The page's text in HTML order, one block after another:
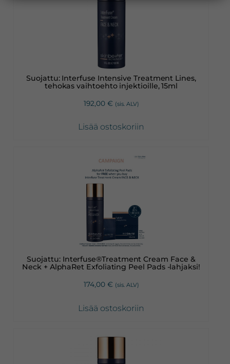
Suojattu: Interfuse Intensive Treatment Lines,
tehokas vaihtoehto injektioille, 15ml
192,00 € (sis. ALV)
Lisää ostoskoriin
Suojattu: Interfuse®Treatment Cream Face &
Neck + AlphaRet Exfoliating Peel Pads -lahjaksi!
174,00 € (sis. ALV)
Lisää ostoskoriin